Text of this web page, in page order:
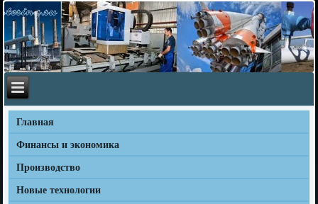
Главная
Финансы и экономика
Производство
Новые технологии